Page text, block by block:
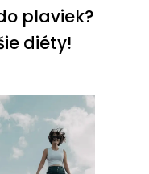
plaviek?
diéty!